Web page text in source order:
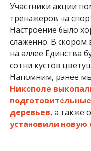
Участники акции
тренажеров на
Настроение было
слаженно. В скором
на аллее Единства
сотни кустов
Напомним, ранее
Никополе
деревьев, а также
установили